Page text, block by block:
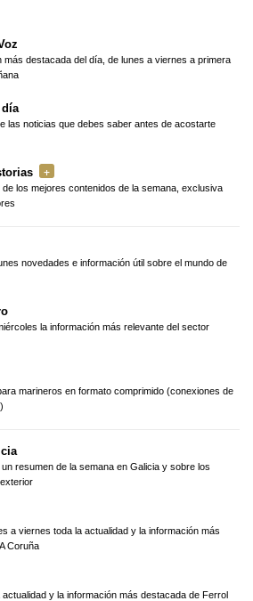
más destacada del día, de lunes a viernes a primera
las noticias que debes saber antes de acostarte
los mejores contenidos de la semana, exclusiva
novedades e información útil sobre el mundo de
la información más relevante del sector
marineros en formato comprimido (conexiones de
resumen de la semana en Galicia y sobre los
a viernes toda la actualidad y la información más
Coruña
actualidad y la información más destacada de Ferrol